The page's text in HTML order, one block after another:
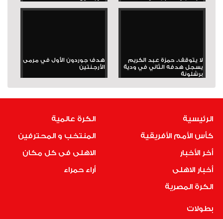
لا يتوقف.. حمزة عبد الكريم
يسجل هدفه الثاني في ودية
برشلونة
هدف جوردون الأول في مرمى
الأرجنتين
الرئيسية
كأس الأمم الأفريقية
أخر الأخبار
أخبار الاهلى
الكرة المصرية
الكرة عالمية
المنتخب و المحترفين
الاهلى فى كل مكان
أراء حمراء
بطولات